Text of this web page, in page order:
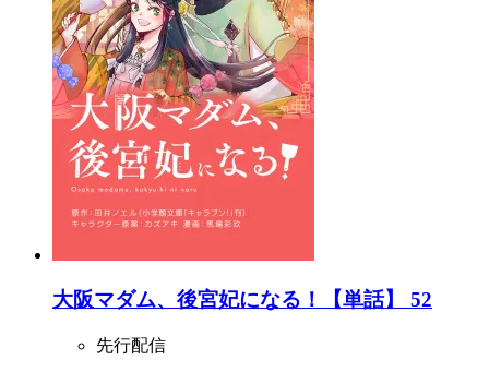
大阪マダム、後宮妃になる！【単話】 52
先行配信